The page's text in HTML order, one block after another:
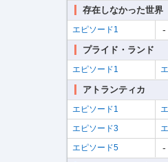
存在しなかった世界
エピソード1 -
プライド・ランド
エピソード1
アトランティカ
エピソード1
エピソード3
エピソード5
-